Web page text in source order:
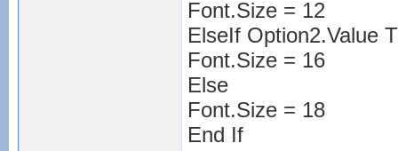
Font.Size = 12
ElseIf Option2.Value
Font.Size = 16
Else
Font.Size = 18
End If